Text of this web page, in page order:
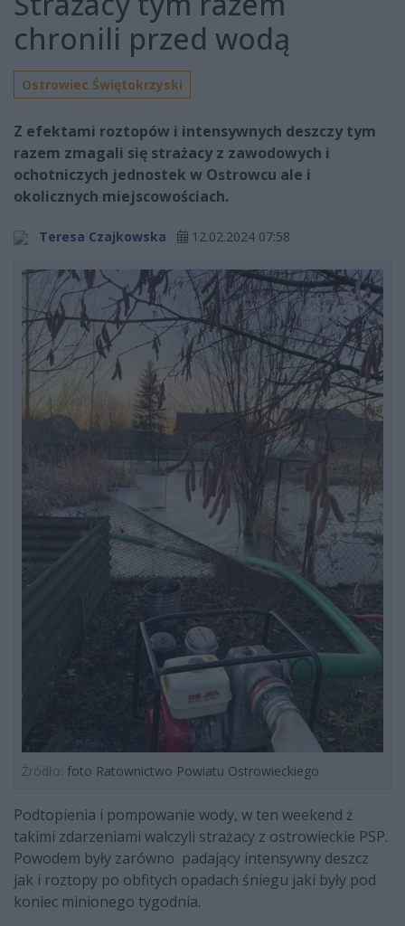
chronili przed wodą
Ostrowiec Świętokrzyski
Z efektami roztopów i intensywnych deszczy tym
razem zmagali się strażacy z zawodowych i
ochotniczych jednostek w Ostrowcu ale i
okolicznych miejscowościach.
Teresa Czajkowska 12.02.2024 07:58
Źródło: foto Ratownictwo Powiatu Ostrowieckiego
Podtopienia i pompowanie wody, w ten weekend ż
takimi zdarzeniami walczyli strażacy z ostrowieckie PSP.
Powodem były zarówno padający intensywny deszcz
jak i roztopy po obfitych opadach śniegu jaki były pod
koniec minionego tygodnia.